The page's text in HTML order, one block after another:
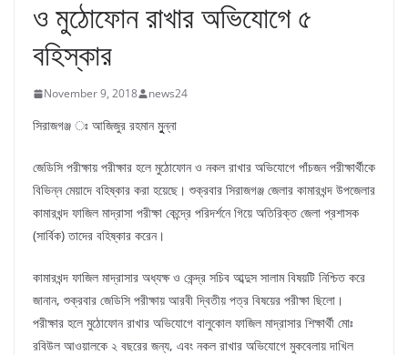
ও মুঠোফোন রাখার অভিযোগে ৫
বহিস্কার
November 9, 2018 news24
সিরাজগঞ্জ ঃ আজিজুর রহমান মুুুন্না
জেডিসি পরীক্ষায় পরীক্ষার হলে মুঠোফোন ও নকল রাখার অভিযোগে পাঁচজন পরীক্ষার্থীকে
বিভিন্ন মেয়াদে বহিষ্কার করা হয়েছে। শুক্রবার সিরাজগঞ্জ জেলার কামারখন্দ উপজেলার
কামারখন্দ ফাজিল মাদ্রাসা পরীক্ষা কেন্দ্রে পরিদর্শনে গিয়ে অতিরিক্ত জেলা প্রশাসক
(সার্বিক) তাদের বহিষ্কার করেন।
কামারখন্দ ফাজিল মাদ্রাসার অধ্যক্ষ ও কেন্দ্র সচিব আব্দুস সালাম বিষয়টি নিশ্চিত করে
জানান, শুক্রবার জেডিসি পরীক্ষায় আরবী দ্বিতীয় পত্র বিষয়ের পরীক্ষা ছিলো।
পরীক্ষার হলে মুঠোফোন রাখার অভিযোগে বালুকোল ফাজিল মাদ্রাসার শিক্ষার্থী মোঃ
রবিউল আওয়ালকে ২ বছরের জন্য, এবং নকল রাখার অভিযোগে মুকবেলায় দাখিল